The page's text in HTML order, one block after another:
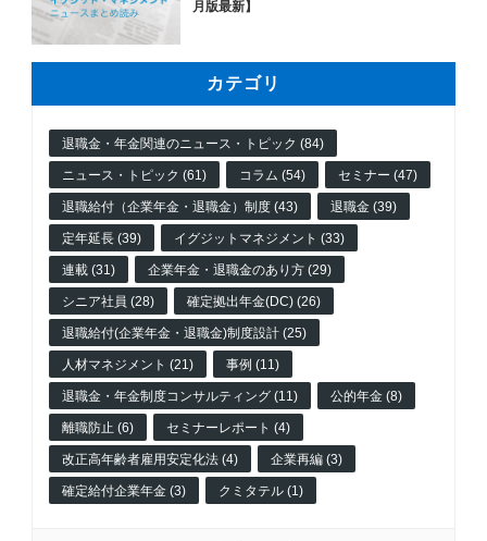
月版最新】
カテゴリ
退職金・年金関連のニュース・トピック (84)
ニュース・トピック (61) コラム (54) セミナー (47)
退職給付（企業年金・退職金）制度 (43) 退職金 (39)
定年延長 (39) イグジットマネジメント (33)
連載 (31) 企業年金・退職金のあり方 (29)
シニア社員 (28) 確定拠出年金(DC) (26)
退職給付(企業年金・退職金)制度設計 (25)
人材マネジメント (21) 事例 (11)
退職金・年金制度コンサルティング (11) 公的年金 (8)
離職防止 (6) セミナーレポート (4)
改正高年齢者雇用安定化法 (4) 企業再編 (3)
確定給付企業年金 (3) クミタテル (1)